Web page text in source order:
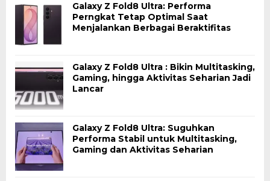
Galaxy Z Fold8 Ultra: Performa
Perngkat Tetap Optimal Saat
Menjalankan Berbagai Beraktifitas
Galaxy Z Fold8 Ultra : Bikin Multitasking,
Gaming, hingga Aktivitas Seharian Jadi
Lancar
Galaxy Z Fold8 Ultra: Suguhkan
Performa Stabil untuk Multitasking,
Gaming dan Aktivitas Seharian